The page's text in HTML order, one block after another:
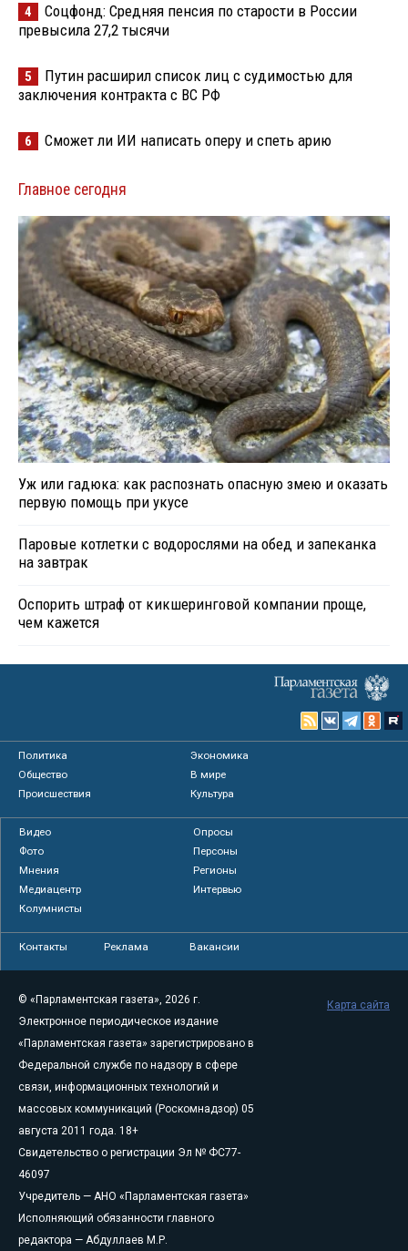
4
Соцфонд: Средняя пенсия по старости в России
превысила 27,2 тысячи
5
Путин расширил список лиц с судимостью для
заключения контракта с ВС РФ
6 Сможет ли ИИ написать оперу и спеть арию
Главное сегодня
Уж или гадюка: как распознать опасную змею и оказать
первую помощь при укусе
Паровые котлетки с водорослями на обед и запеканка
на завтрак
Оспорить штраф от кикшеринговой компании проще,
чем кажется
Политика
Экономика
Общество
В мире
Происшествия
Культура
Видео
Опросы
Фото
Персоны
Мнения
Регионы
Медиацентр
Интервью
Колумнисты
Контакты Реклама Вакансии
© «Парламентская газета», 2026 г.
Электронное периодическое издание
«Парламентская газета» зарегистрировано в
Федеральной службе по надзору в сфере
связи, информационных технологий и
массовых коммуникаций (Роскомнадзор) 05
августа 2011 года. 18+
Свидетельство о регистрации Эл № ФС77-
46097
Учредитель — АНО «Парламентская газета»
Исполняющий обязанности главного
редактора — Абдуллаев М.Р.
Карта сайта